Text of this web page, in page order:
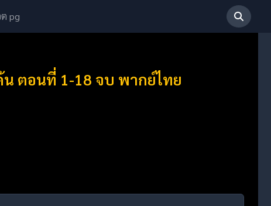
pg
น ตอนที่ 1-18 จบ พากย์ไทย